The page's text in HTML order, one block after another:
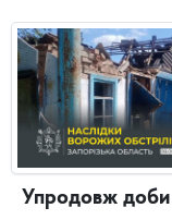
Упродовж доби